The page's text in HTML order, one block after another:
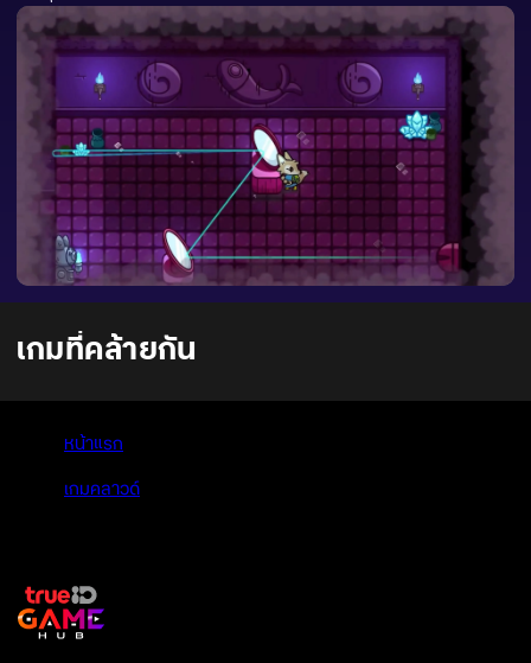
เกมที่คล้ายกัน
หน้าแรก
เกมคลาวด์